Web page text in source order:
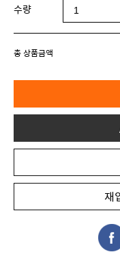
수량
총 상품금액
재